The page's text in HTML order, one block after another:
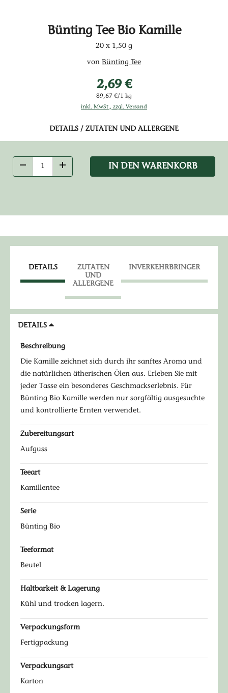
Bünting Tee Bio Kamille
20 x 1,50 g
von Bünting Tee
2,69 €
89,67 €/1 kg
inkl. MwSt., zzgl. Versand
DETAILS / ZUTATEN UND ALLERGENE
ANZAHL VERRINGERNANZAHL ERHÖHEN
IN DEN WARENKORB
DETAILS
ZUTATEN
UND
ALLERGENE
INVERKEHRBRINGER
DETAILS
Beschreibung
Die Kamille zeichnet sich durch ihr sanftes Aroma und
die natürlichen ätherischen Ölen aus. Erleben Sie mit
jeder Tasse ein besonderes Geschmackserlebnis. Für
Bünting Bio Kamille werden nur sorgfältig ausgesuchte
und kontrollierte Ernten verwendet.
Zubereitungsart
Aufguss
Teeart
Kamillentee
Serie
Bünting Bio
Teeformat
Beutel
Haltbarkeit & Lagerung
Kühl und trocken lagern.
Verpackungsform
Fertigpackung
Verpackungsart
Karton